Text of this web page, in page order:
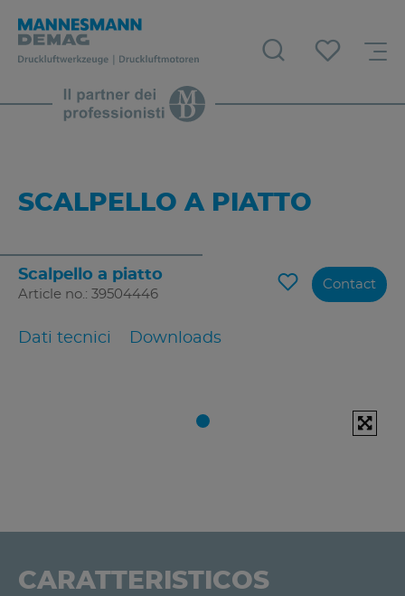
SCALPELLO A PIATTO
Scalpello a piatto
Article no.: 39504446
Dati tecnici Downloads
Contact
CARATTERISTICOS